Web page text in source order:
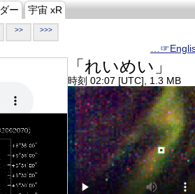
ー 宇宙 xR
>> >>>
「れいめい」
時刻 02:07 [UTC], 1.3 MB